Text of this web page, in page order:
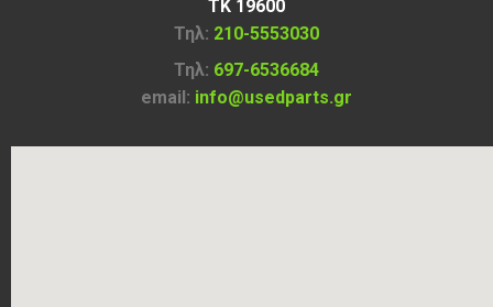
ΤΚ 19600
Τηλ: 210-5553030
Τηλ: 697-6536684
email: info@usedparts.gr